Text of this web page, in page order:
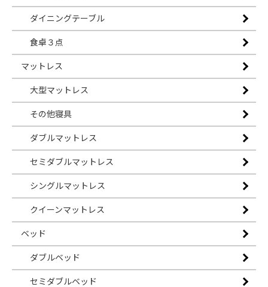
ダイニングテーブル
食卓３点
マットレス
大型マットレス
その他寝具
ダブルマットレス
セミダブルマットレス
シングルマットレス
クイーンマットレス
ベッド
ダブルベッド
セミダブルベッド